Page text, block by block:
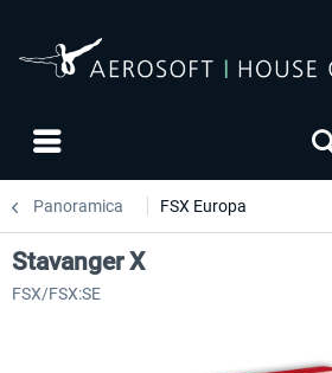
Panoramica FSX Europa
Stavanger X
FSX/FSX:SE